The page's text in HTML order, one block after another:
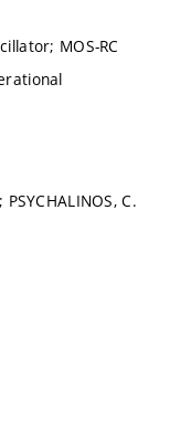
MOS-RC
PSYCHALINOS, C.